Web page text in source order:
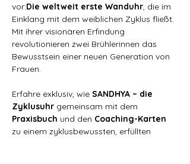
vor:Die weltweit erste Wanduhr, die im
Einklang mit dem weiblichen Zyklus fließt.
Mit ihrer visionären Erfindung
revolutionieren zwei Brühlerinnen das
Bewusstsein einer neuen Generation von
Frauen.
Erfahre exklusiv, wie SANDHYA – die
Zyklusuhr gemeinsam mit dem
Praxisbuch und den Coaching-Karten
zu einem zyklusbewussten, erfüllten